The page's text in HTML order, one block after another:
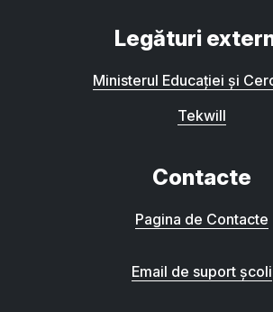
Legături
Ministerul Educației și
Tekwill
Contacte
Pagina de Contacte
Email de suport școli